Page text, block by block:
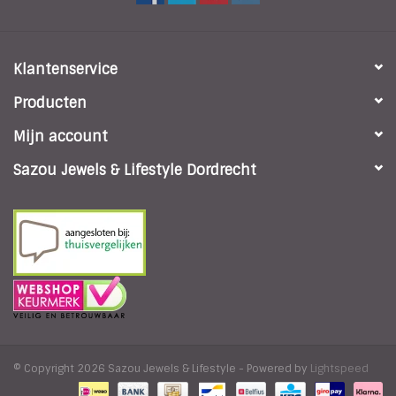
Klantenservice
Producten
Mijn account
Sazou Jewels & Lifestyle Dordrecht
© Copyright 2026 Sazou Jewels & Lifestyle - Powered by Lightspeed